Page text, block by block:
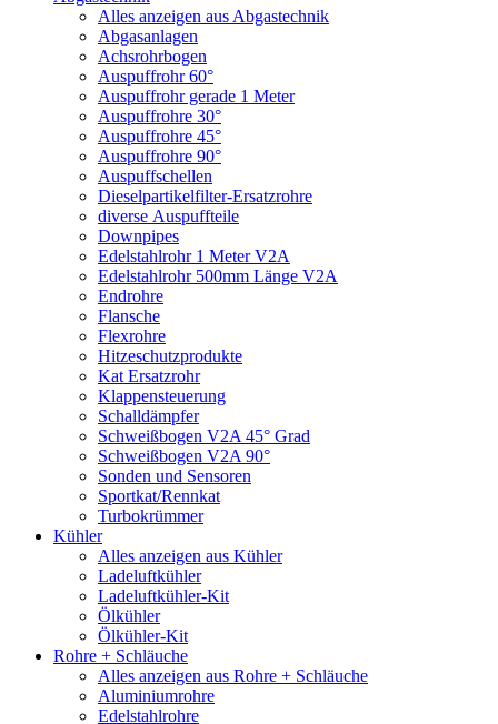
Alles anzeigen aus Abgastechnik
Abgasanlagen
Achsrohrbogen
Auspuffrohr 60°
Auspuffrohr gerade 1 Meter
Auspuffrohre 30°
Auspuffrohre 45°
Auspuffrohre 90°
Auspuffschellen
Dieselpartikelfilter-Ersatzrohre
diverse Auspuffteile
Downpipes
Edelstahlrohr 1 Meter V2A
Edelstahlrohr 500mm Länge V2A
Endrohre
Flansche
Flexrohre
Hitzeschutzprodukte
Kat Ersatzrohr
Klappensteuerung
Schalldämpfer
Schweißbogen V2A 45° Grad
Schweißbogen V2A 90°
Sonden und Sensoren
Sportkat/Rennkat
Turbokrümmer
Kühler
Alles anzeigen aus Kühler
Ladeluftkühler
Ladeluftkühler-Kit
Ölkühler
Ölkühler-Kit
Rohre + Schläuche
Alles anzeigen aus Rohre + Schläuche
Aluminiumrohre
Edelstahlrohre